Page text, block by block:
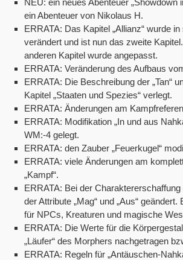
NEU: ein neues Abenteuer „Showdown
ein Abenteuer von Nikolaus H.
ERRATA: Das Kapitel „Allianz“ wurde
verändert und ist nun das zweite
anderen Kapitel wurde angepasst.
ERRATA: Veränderung des Aufbaus
ERRATA: Die Beschreibung der „Tan“
Kapitel „Staaten und Spezies“ verlegt.
ERRATA: Änderungen am
ERRATA: Modifikation „In und aus
WM:-4 gelegt.
ERRATA: den Zauber „Feuerkugel“
ERRATA: viele Änderungen am
„Kampf“.
ERRATA: Bei der
der Attribute „Mag“ und „Aus“
für NPCs, Kreaturen und magische
ERRATA: Die Werte für die
„Läufer“ des Morphers nachgetragen
ERRATA: Regeln für „Antäuschen-